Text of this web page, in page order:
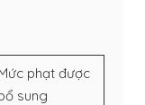
phạt được
sung